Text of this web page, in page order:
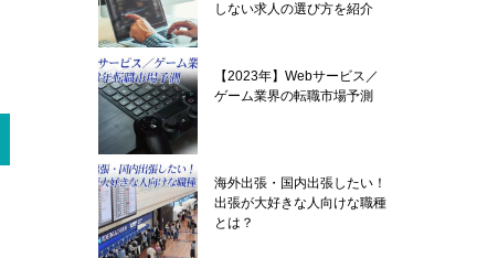
しない求人の選び方を紹介
【2023年】Webサービス／
ゲーム業界の転職市場予測
海外出張・国内出張したい！
出張が大好きな人向けな職種
とは？